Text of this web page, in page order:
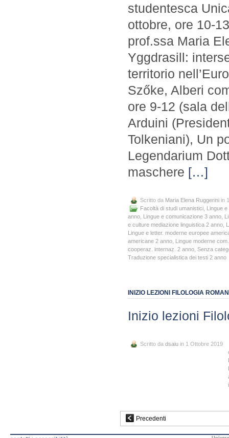
studentesca
ottobre, ore 10-
prof.ssa Maria
Yggdrasill:
territorio
Szőke, Alberi
ore 9-12 (sala
Arduini
Tolkeniani), Un
Legendarium
maschere […]
Scritto da Maria Elena Ruggerini in
Facoltà di studi umanistici Lingue
anno Lingue e comunicazione 3 anno
e culture mediazione linguistica 2 anno
Lingue e letter. moderne europee
americane 2 anno Lingue moderne
cooperaz. internaz. 2 anno Senza
Traduzione specialistica dei testi 2 anno
INIZIO LEZIONI FILOLOGIA
Inizio lezioni
Scritto da dsaiu in 1 Ottobre 2019
Precedenti